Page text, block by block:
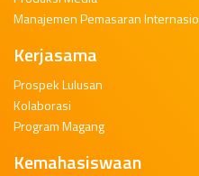
Manajemen Pemasaran
Kerjasama
Prospek Lulusan
Kolaborasi
Program Magang
Kemahasiswaan